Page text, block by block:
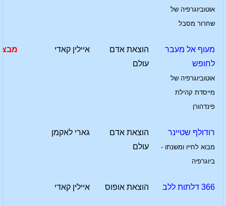
אוטוביוגרפיה של
שחרור מסבל
מעוף אל מעבר
לחופש
אוטוביוגרפיה של
מייסדת קהילת
פינדהורן
הוצאת אדם
עולם
איילין קאדי
רודולף שטיינר
מבוא לחייו ומשנתו -
ביוגרפיה
הוצאת אדם
עולם
גארי לאקמן
366 דלתות ללב הוצאת אופוס איילין קאדי